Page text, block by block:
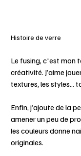
Histoire de verre
Le fusing, c'est mon
créativité. J’aime
textures, les styles…
Enfin, j’ajoute de la
amener un peu de
les couleurs donne
originales.